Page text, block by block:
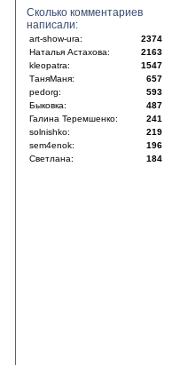
Сколько комментариев
написали:
art-show-ura:
2374
Наталья Астахова:
2163
kleopatra:
1547
ТаняМаня:
657
pedorg:
593
Быковка:
487
Галина Теремшенко:
241
solnishko:
219
sem4enok:
196
Светлана:
184